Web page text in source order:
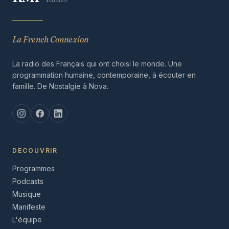
La French Connexion
La radio des Français qui ont choisi le monde. Une
programmation humaine, contemporaine, à écouter en
famille. De Nostalgie à Nova.
DÉCOUVRIR
Programmes
Podcasts
Musique
Manifeste
L'équipe